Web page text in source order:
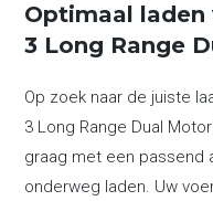
Optimaal laden
3 Long Range
Op zoek naar de juiste
3 Long Range Dual
graag met een passend
onderweg laden. Uw